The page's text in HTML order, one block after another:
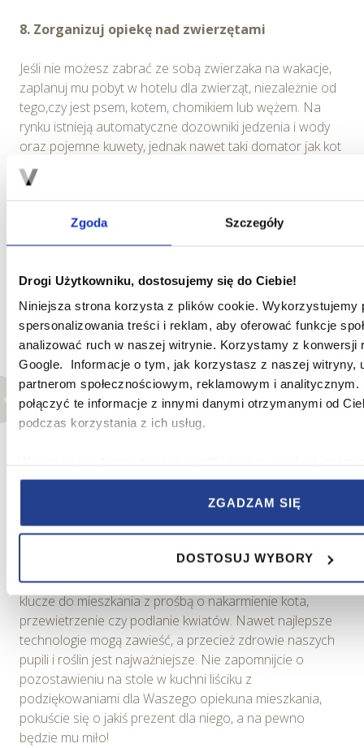
Zgoda Szczegóły
Drogi Użytkowniku, dostosujemy się do Ciebie!
Niniejsza strona korzysta z plików cookie. Wykorzystujemy
spersonalizowania treści i reklam, aby oferować funkcje
analizować ruch w naszej witrynie. Korzystamy z konwersji
Google. Informacje o tym, jak korzystasz z naszej witryny,
partnerom społecznościowym, reklamowym i analitycznym.
połączyć te informacje z innymi danymi otrzymanymi od
podczas korzystania z ich usług.
działania Serwisu, zapamiętania wybranych przez
wszelkich wyborów dokonywanych w Serwisie, poprawy
ulepszania Serwisu, dostosowywania działania Serwisu do
użytkowników, tworzenia statystyk użytkowania Serwisu
marketingowych.
Informacje, w tym dane osobowe, pozyskane w związku z
plików cookie w Serwisie, przetwarzane są przez Spravia
usługodawcę Serwisu w ww. celach oraz mogą być
Partnerów Spravia Sp. z o.o. W związku z powyższym
dostępu do swoich danych osobowych, ich sprostowania,
przetwarzania, wniesienia sprzeciwu wobec przetwarzania,
wniesienia skargi do Prezesa Urzędu Ochrony Danych
ZGADZAM SIĘ
DOSTOSUJ WYBORY
8. Zorganizuj opiekę nad zwierzętami
Jeśli nie możesz zabrać ze sobą zwierzaka na wakacje,
zaplanuj mu pobyt w hotelu dla zwierząt, niezależnie od
tego,czy jest psem, kotem, chomikiem lub wężem. Na
rynku istnieją automatyczne dozowniki jedzenia i wody
oraz pojemne kuwety, jednak nawet taki domator jak kot
lepiej będzie się czuł w towarzystwie ludzi i innych
zwierząt. No chyba, że możecie kogoś poprosić o
Kiedy pora rozstać się na chwilę z czworonogiem, warto
Freepik.com.
9. Poproś o pomoc kogoś bliskiego
Rodzina, znajomi, dobrzy sąsiedzi. Jeśli macie kogoś,
komu możecie zaufać, nic nie szkodzi, by zostawić mu
klucze do mieszkania z prośbą o nakarmienie kota,
przewietrzenie czy podlanie kwiatów. Nawet najlepsze
technologie mogą zawieść, a przecież zdrowie naszych
pupili i roślin jest najważniejsze. Nie zapomnijcie o
pozostawieniu na stole w kuchni liściku z
podziękowaniami dla Waszego opiekuna mieszkania,
pokuście się o jakiś prezent dla niego, a na pewno
będzie mu miło!